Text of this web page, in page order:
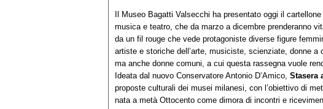
Il Museo Bagatti Valsecchi ha presentato oggi il cartellone
musica e teatro, che da marzo a dicembre prenderanno
da un fil rouge che vede protagoniste diverse figure
artiste e storiche dell’arte, musiciste, scienziate, donne
ma anche donne comuni, a cui questa rassegna vuole
Ideata dal nuovo Conservatore Antonio D’Amico, Stasera
proposte culturali dei musei milanesi, con l’obiettivo di
nata a metà Ottocento come dimora di incontri e